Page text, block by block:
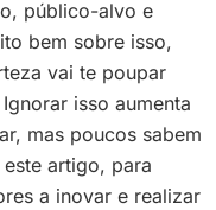
público-alvo e
bem sobre isso,
vai te poupar
isso aumenta
mas poucos sabem
artigo, para
a inovar e realizar